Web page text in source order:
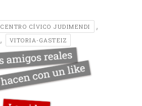
CENTRO CÍVICO JUDIMENDI ,
, VITORIA-GASTEIZ